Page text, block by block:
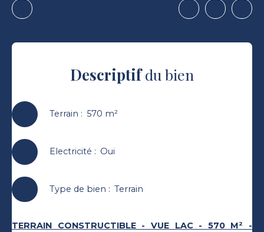
Descriptifdu bien
Terrain : 570 m²
Electricité : Oui
Type de bien : Terrain
TERRAIN CONSTRUCTIBLE - VUE LAC - 570 M² -